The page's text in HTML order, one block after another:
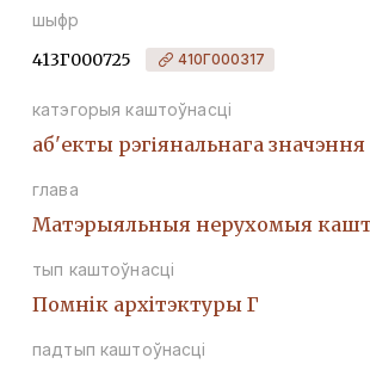
шыфр
413Г000725 410Г000317
катэгорыя каштоўнасці
аб'екты рэгіянальнага значэння
глава
Матэрыяльныя нерухомыя
тып каштоўнасці
Помнiк архiтэктуры Г
падтып каштоўнасці